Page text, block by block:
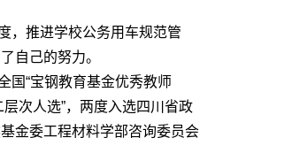
，推进学校公务用车规范管
自己的努力。
国“宝钢教育基金优秀教师
次人选”，两度入选四川省政
金委工程材料学部咨询委员会